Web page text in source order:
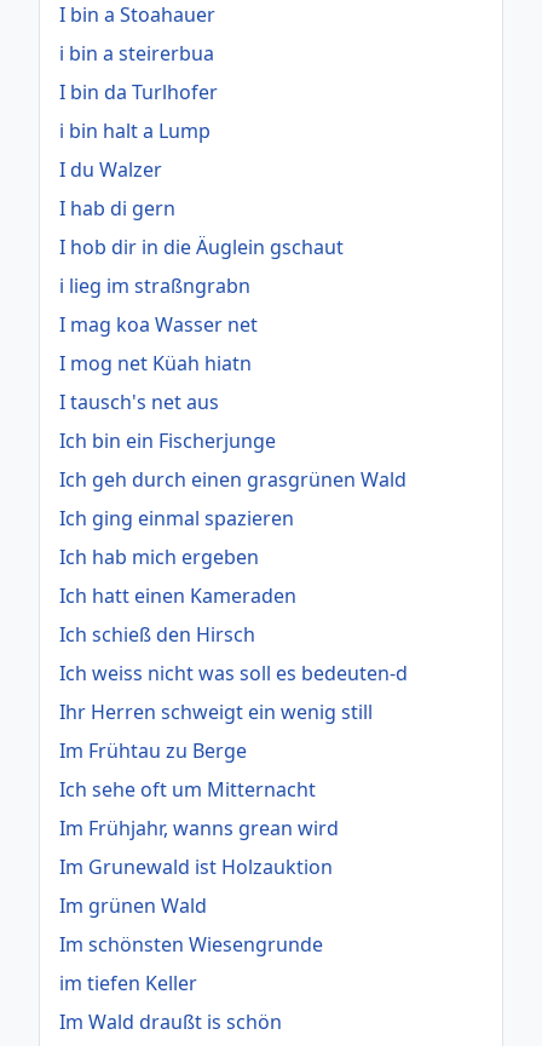
I bin a Stoahauer
i bin a steirerbua
I bin da Turlhofer
i bin halt a Lump
I du Walzer
I hab di gern
I hob dir in die Äuglein gschaut
i lieg im straßngrabn
I mag koa Wasser net
I mog net Küah hiatn
I tausch's net aus
Ich bin ein Fischerjunge
Ich geh durch einen grasgrünen Wald
Ich ging einmal spazieren
Ich hab mich ergeben
Ich hatt einen Kameraden
Ich schieß den Hirsch
Ich weiss nicht was soll es bedeuten-d
Ihr Herren schweigt ein wenig still
Im Frühtau zu Berge
Ich sehe oft um Mitternacht
Im Frühjahr, wanns grean wird
Im Grunewald ist Holzauktion
Im grünen Wald
Im schönsten Wiesengrunde
im tiefen Keller
Im Wald draußt is schön